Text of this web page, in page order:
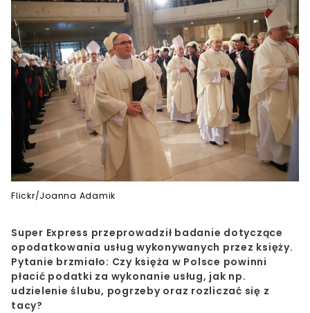
Flickr/Joanna Adamik
Super Express przeprowadził badanie dotyczące
opodatkowania usług wykonywanych przez księży.
Pytanie brzmiało: Czy księża w Polsce powinni
płacić podatki za wykonanie usług, jak np.
udzielenie ślubu, pogrzeby oraz rozliczać się z
tacy?